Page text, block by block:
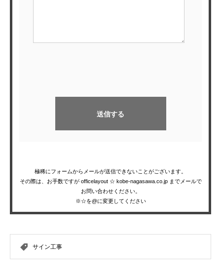
極稀にフォームからメールが送信できないことがございます。
その際は、お手数ですが officelayout ☆ kobe-nagasawa.co.jp までメールで
お問い合わせください。
※☆を@に変更してください
サイン工事